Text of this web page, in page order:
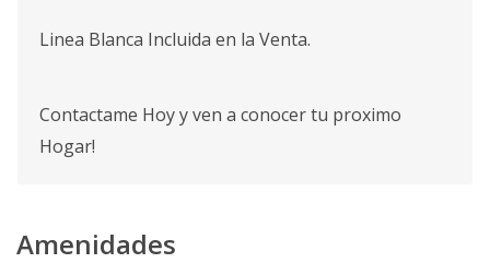
Linea Blanca Incluida en la Venta.
Contactame Hoy y ven a conocer tu proximo
Hogar!
Amenidades